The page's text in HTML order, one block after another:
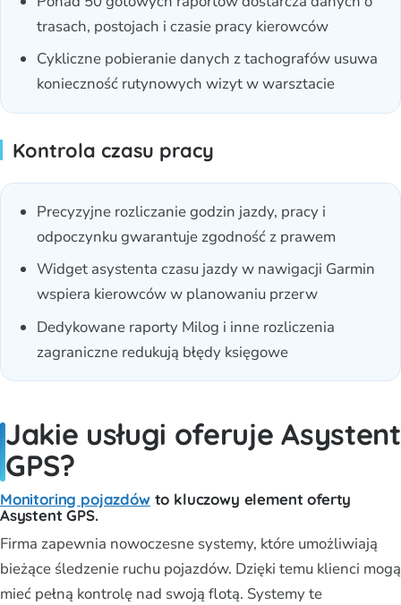
trasach, postojach i czasie pracy kierowców
Cykliczne pobieranie danych z tachografów usuwa
konieczność rutynowych wizyt w warsztacie
Kontrola czasu pracy
Precyzyjne rozliczanie godzin jazdy, pracy i
odpoczynku gwarantuje zgodność z prawem
Widget asystenta czasu jazdy w nawigacji Garmin
wspiera kierowców w planowaniu przerw
Dedykowane raporty Milog i inne rozliczenia
zagraniczne redukują błędy księgowe
Jakie usługi oferuje Asystent
GPS?
Monitoring pojazdówto kluczowy element oferty
Asystent GPS.
Firma zapewnia nowoczesne systemy, które umożliwiają
bieżące śledzenie ruchu pojazdów. Dzięki temu klienci mogą
mieć pełną kontrolę nad swoją flotą. Systemy te